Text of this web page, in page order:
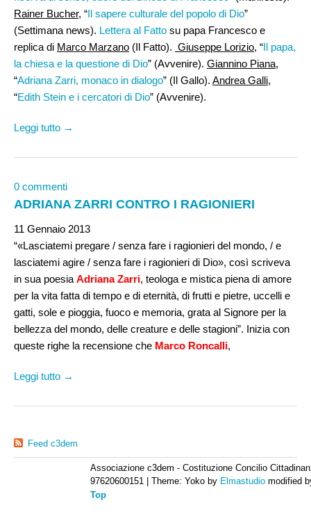
Rainer Bucher, “Il sapere culturale del popolo di Dio”
(Settimana news). Lettera al Fatto su papa Francesco e
replica di Marco Marzano (Il Fatto). Giuseppe Lorizio, “Il papa,
la chiesa e la questione di Dio” (Avvenire). Giannino Piana,
“Adriana Zarri, monaco in dialogo” (Il Gallo). Andrea Galli,
“Edith Stein e i cercatori di Dio” (Avvenire).
Leggi tutto →
0 commenti
ADRIANA ZARRI CONTRO I RAGIONIERI
11 Gennaio 2013
“«Lasciatemi pregare / senza fare i ragionieri del mondo, / e
lasciatemi agire / senza fare i ragionieri di Dio», così scriveva
in sua poesia Adriana Zarri, teologa e mistica piena di amore
per la vita fatta di tempo e di eternità, di frutti e pietre, uccelli e
gatti, sole e pioggia, fuoco e memoria, grata al Signore per la
bellezza del mondo, delle creature e delle stagioni”. Inizia con
queste righe la recensione che Marco Roncalli,
Leggi tutto →
Feed c3dem
Associazione c3dem - Costituzione Concilio
97620600151
Theme: Yoko by Elmastudio modified
Top